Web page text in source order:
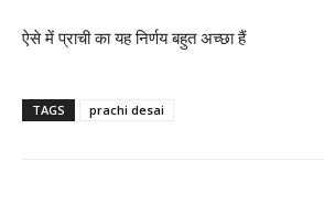
ऐसे में प्राची का यह निर्णय बहुत अच्छा हैं
TAGS prachi desai